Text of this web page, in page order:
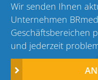
Wir senden Ihnen
Unternehmen
Geschäftsbereichen
und jederzeit